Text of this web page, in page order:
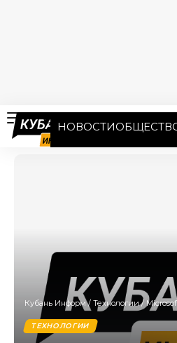
НОВОСТИ
Кубань Информ/ Технологии/ Microsoft
ТЕХНОЛОГИИ